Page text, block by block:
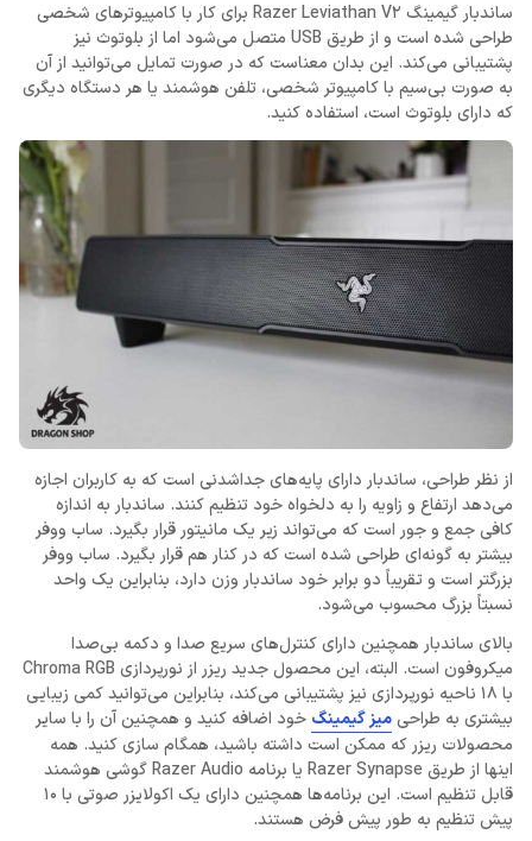
ساندبار گیمینگ Razer Leviathan V2 برای کار با کامپیوترهای شخصی
طراحی شده است و از طریق USB متصل می‌شود اما از بلوتوث نیز
پشتیبانی می‌کند. این بدان معناست که در صورت تمایل می‌توانید از آن
به صورت بی‌سیم با کامپیوتر شخصی، تلفن هوشمند یا هر دستگاه دیگری
که دارای بلوتوث است، استفاده کنید.
از نظر طراحی، ساندبار دارای پایه‌های جداشدنی است که به کاربران اجازه
می‌دهد ارتفاع و زاویه را به دلخواه خود تنظیم کنند. ساندبار به اندازه
کافی جمع و جور است که می‌تواند زیر یک مانیتور قرار بگیرد. ساب ووفر
بیشتر به گونه‌ای طراحی شده است که در کنار هم قرار بگیرد. ساب ووفر
بزرگتر است و تقریباً دو برابر خود ساندبار وزن دارد، بنابراین یک واحد
نسبتاً بزرگ محسوب می‌شود.
بالای ساندبار همچنین دارای کنترل‌های سریع صدا و دکمه بی‌صدا
میکروفون است. البته، این محصول جدید ریزر از نورپردازی Chroma RGB
با 18 ناحیه نورپردازی نیز پشتیبانی می‌کند، بنابراین می‌توانید کمی زیبایی
بیشتری به طراحیمیز گیمینگ خود اضافه کنید و همچنین آن را با سایر
محصولات ریزر که ممکن است داشته باشید، همگام سازی کنید. همه
اینها از طریق Razer Synapse یا برنامه Razer Audio گوشی هوشمند
قابل تنظیم است. این برنامه‌ها همچنین دارای یک اکولایزر صوتی با 10
پیش تنظیم به طور پیش فرض هستند.